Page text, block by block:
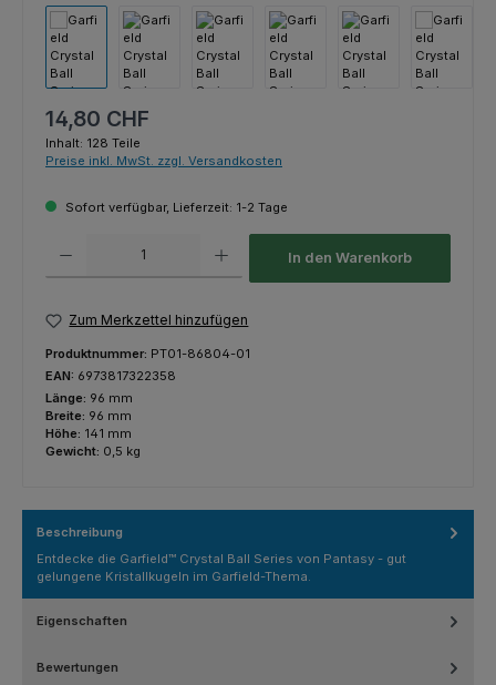
Regulärer Preis:
14,80 CHF
Inhalt: 128 Teile
Preise inkl. MwSt. zzgl. Versandkosten
Sofort verfügbar, Lieferzeit: 1-2 Tage
In den Warenkorb
Zum Merkzettel hinzufügen
Produktnummer: PT01-86804-01
EAN: 6973817322358
Länge: 96 mm
Breite: 96 mm
Höhe: 141 mm
Gewicht: 0,5 kg
Beschreibung
Entdecke die Garfield™ Crystal Ball Series von Pantasy - gut
gelungene Kristallkugeln im Garfield-Thema.
Eigenschaften
Bewertungen